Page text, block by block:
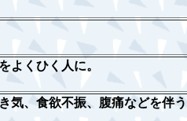
よくひく人に。
、食欲不振、腹痛などを伴う